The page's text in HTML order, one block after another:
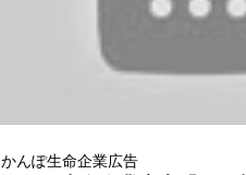
かんぽ生命企業広告